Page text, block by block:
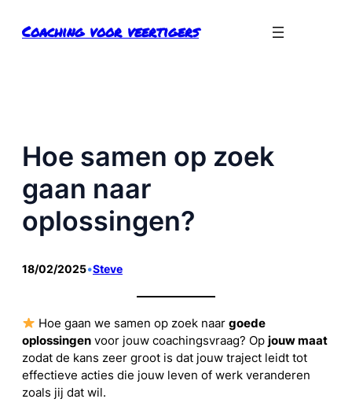
naarCoaching voor veertigers
Hoe samen op zoek
gaan naar
oplossingen?
18/02/2025•Steve
Hoe gaan we samen op zoek naar goede
oplossingen voor jouw coachingsvraag? Op jouw maat
zodat de kans zeer groot is dat jouw traject leidt tot
effectieve acties die jouw leven of werk veranderen
zoals jij dat wil.